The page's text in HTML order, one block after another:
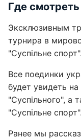
Где
Эксклюзивным
турнира в
"Суспільне спорт".
Все поединки
будет увидеть
"Суспільного", а
"Суспільне спорт".
Ранее мы